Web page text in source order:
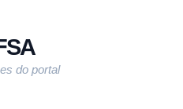
do portal